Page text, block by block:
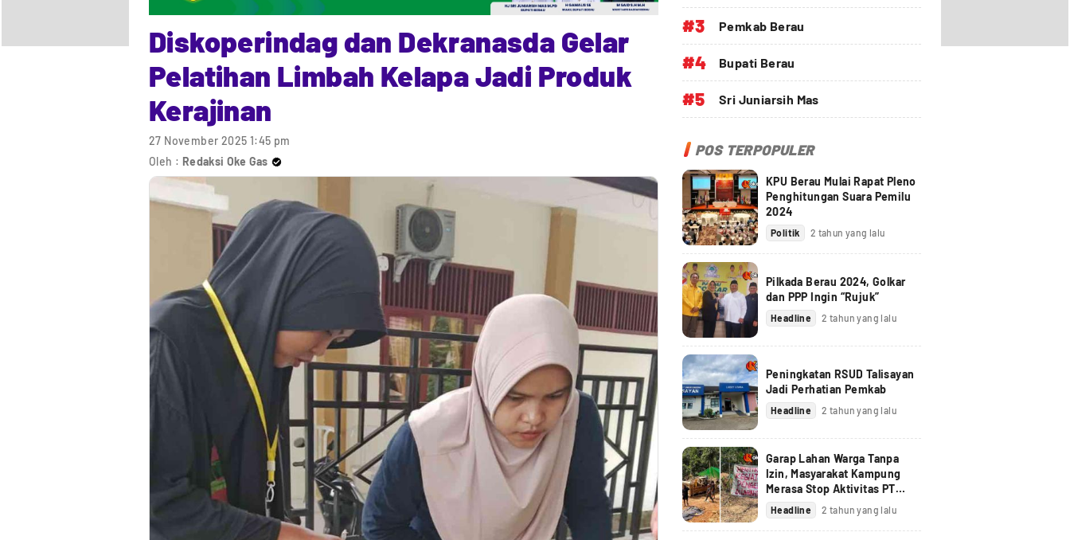
Diskoperindag dan Dekranasda Gelar
Pelatihan Limbah Kelapa Jadi Produk
Kerajinan
27 November 2025 1:45 pm
Oleh : Redaksi Oke Gas
#3 Pemkab Berau
#4 Bupati Berau
#5 Sri Juniarsih Mas
POS TERPOPULER
KPU Berau Mulai Rapat Pleno
Penghitungan Suara Pemilu
2024
Politik 2 tahun yang lalu
Pilkada Berau 2024, Golkar
dan PPP Ingin “Rujuk”
Headline 2 tahun yang lalu
Peningkatan RSUD Talisayan
Jadi Perhatian Pemkab
Headline 2 tahun yang lalu
Garap Lahan Warga Tanpa
Izin, Masyarakat Kampung
Merasa Stop Aktivitas PT
Berau Coal
Headline 2 tahun yang lalu